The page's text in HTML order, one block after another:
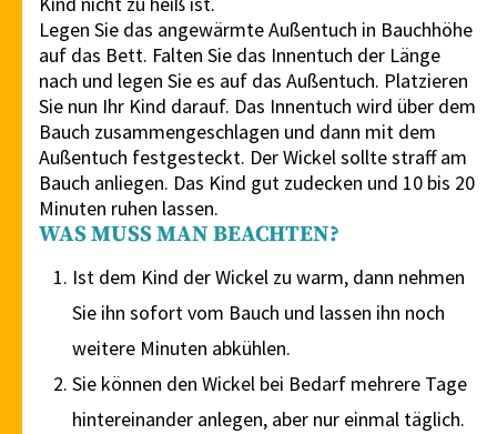
Legen Sie das angewärmte Außentuch in Bauchhöhe
auf das Bett. Falten Sie das Innentuch der Länge
nach und legen Sie es auf das Außentuch. Platzieren
Sie nun Ihr Kind darauf. Das Innentuch wird über dem
Bauch zusammengeschlagen und dann mit dem
Außentuch festgesteckt. Der Wickel sollte straff am
Bauch anliegen. Das Kind gut zudecken und 10 bis 20
Minuten ruhen lassen.
WAS MUSS MAN BEACHTEN?
Ist dem Kind der Wickel zu warm, dann nehmen
Sie ihn sofort vom Bauch und lassen ihn noch
weitere Minuten abkühlen.
Sie können den Wickel bei Bedarf mehrere Tage
hintereinander anlegen, aber nur einmal täglich.